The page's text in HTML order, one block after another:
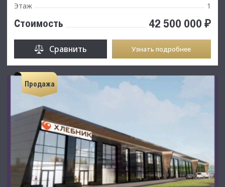
Этаж
1
Стоимость 42 500 000 ₽
Сравнить Узнать подробнее
Продажа